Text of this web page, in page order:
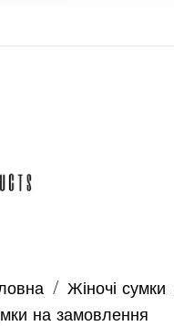
/ Жіночі сумки
на замовлення